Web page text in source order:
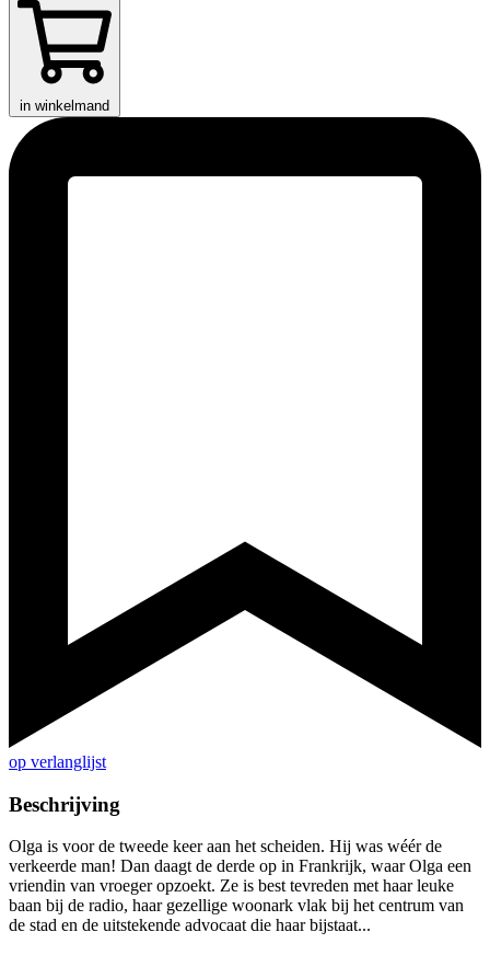
in winkelmand
op verlanglijst
Beschrijving
Olga is voor de tweede keer aan het scheiden. Hij was wéér de
verkeerde man! Dan daagt de derde op in Frankrijk, waar Olga een
vriendin van vroeger opzoekt. Ze is best tevreden met haar leuke
baan bij de radio, haar gezellige woonark vlak bij het centrum van
de stad en de uitstekende advocaat die haar bijstaat...